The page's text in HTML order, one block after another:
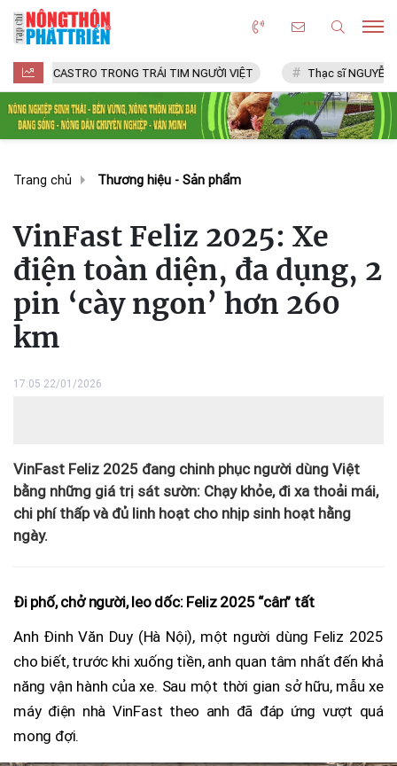
TRONG TRÁI TIM NGƯỜI VIỆT Thạc sĩ NGUYỄN VĂN CHÍ
Trang chủ Thương hiệu - Sản phẩm
VinFast Feliz 2025: Xe
điện toàn diện, đa dụng, 2
pin ‘cày ngon’ hơn 260
km
17:05 22/01/2026
VinFast Feliz 2025 đang chinh phục người dùng Việt
bằng những giá trị sát sườn: Chạy khỏe, đi xa thoải mái,
chi phí thấp và đủ linh hoạt cho nhịp sinh hoạt hằng
ngày.
Đi phố, chở người, leo dốc: Feliz 2025 “cân” tất
Anh Đinh Văn Duy (Hà Nội), một người dùng Feliz 2025
cho biết, trước khi xuống tiền, anh quan tâm nhất đến khả
năng vận hành của xe. Sau một thời gian sở hữu, mẫu xe
máy điện nhà VinFast theo anh đã đáp ứng vượt quá
mong đợi.